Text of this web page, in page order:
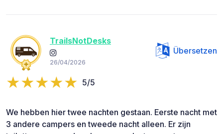
TrailsNotDesks
26/04/2026
Übersetzen
5/5
We hebben hier twee nachten gestaan. Eerste nacht met
3 andere campers en tweede nacht alleen. Er zijn